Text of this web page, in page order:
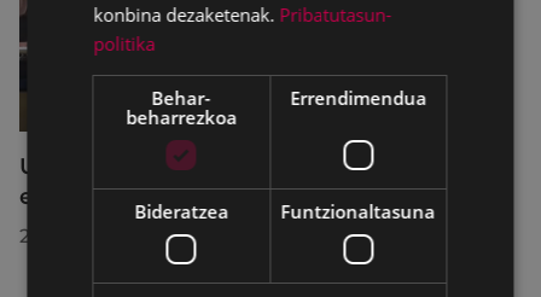
Udalbatzak 2026ko uztailaren 27an
egindako bilkuran hartutako erabakiak
2026/07/28
konbina dezaketenak. Pribatutasun-
politika
Behar-
beharrezkoa
Errendimendua
Bideratzea Funtzionaltasuna